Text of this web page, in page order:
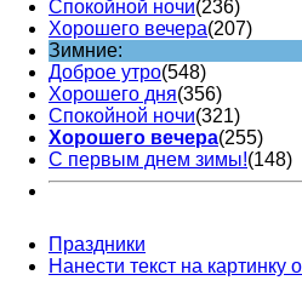
Спокойной ночи(236)
Хорошего вечера(207)
Зимние:
Доброе утро(548)
Хорошего дня(356)
Спокойной ночи(321)
Хорошего вечера(255)
С первым днем зимы!(148)
Праздники
Нанести текст на картинку